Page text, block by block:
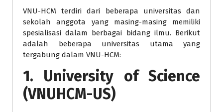
VNU-HCM terdiri dari beberapa universitas dan
sekolah anggota yang masing-masing memiliki
spesialisasi dalam berbagai bidang ilmu. Berikut
adalah beberapa universitas utama yang
tergabung dalam VNU-HCM:
1. University of Science
(VNUHCM-US)